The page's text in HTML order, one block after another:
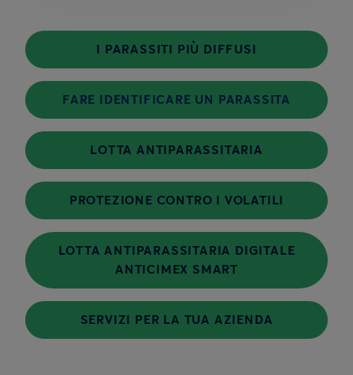
I PARASSITI PIÙ DIFFUSI
FARE IDENTIFICARE UN PARASSITA
LOTTA ANTIPARASSITARIA
PROTEZIONE CONTRO I VOLATILI
LOTTA ANTIPARASSITARIA DIGITALE
ANTICIMEX SMART
SERVIZI PER LA TUA AZIENDA